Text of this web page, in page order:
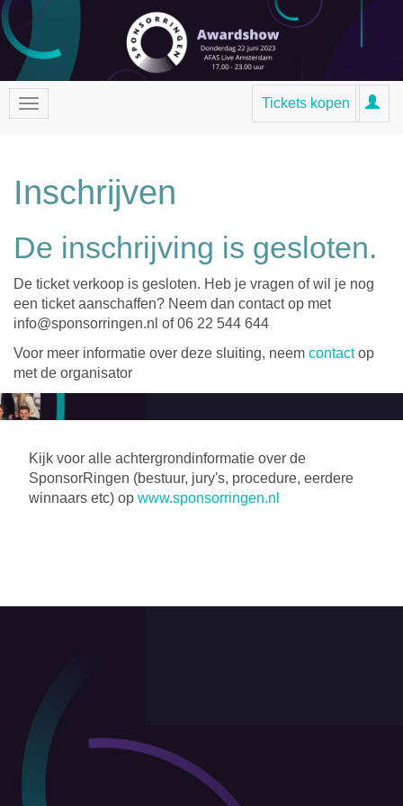
Tickets kopen
Inschrijven
De inschrijving is gesloten.
De ticket verkoop is gesloten. Heb je vragen of wil je nog
een ticket aanschaffen? Neem dan contact op met
info@sponsorringen.nl of 06 22 544 644
Voor meer informatie over deze sluiting, neem contactop
met de organisator
Kijk voor alle achtergrondinformatie over de
SponsorRingen (bestuur, jury's, procedure, eerdere
winnaars etc) op www.sponsorringen.nl